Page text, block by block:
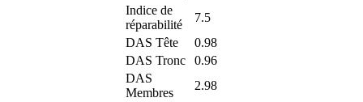
Indice de
réparabilité
7.5
DAS Tête
0.98
DAS Tronc
0.96
DAS
Membres
2.98